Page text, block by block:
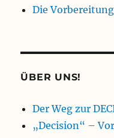
Die
ÜBER UNS!
Der Weg zur
„Decision“ –